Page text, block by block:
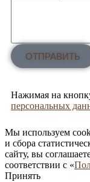
ОТПРАВИТЬ
Нажимая на
персональных
Мы используем
и сбора
сайту, вы
соответствии с «
Принять